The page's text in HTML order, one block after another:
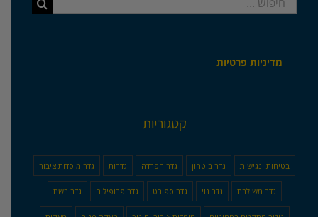
מדיניות פרטיות
קטגוריות
בטיחות ונגישות גדר ביטחון גדר הפרדה גדרות גדר מוסדות ציבור
גדר משולבת גדר נוי גדר ספורט גדר פרופילים גדר רשת